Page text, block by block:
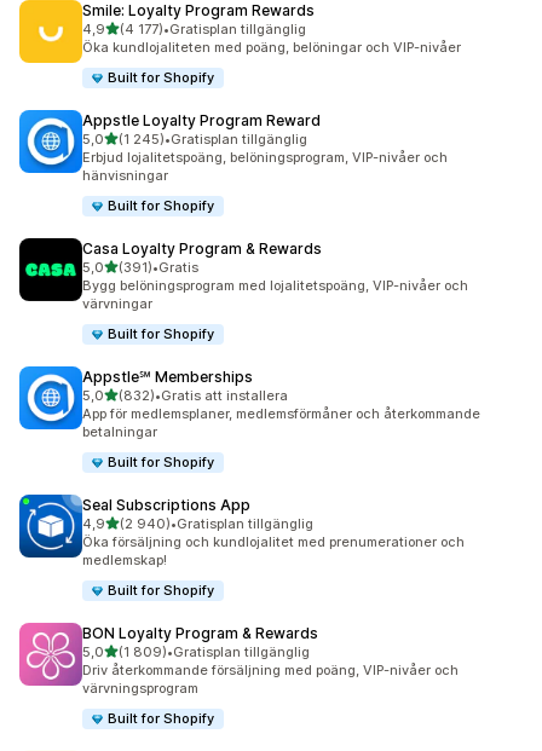
Smile: Loyalty Program Rewards
4,9av 5 stjärnor
(4 177)
4177 recensioner totalt
•Gratisplan tillgänglig
Öka kundlojaliteten med poäng, belöningar och VIP-nivåer
Built for Shopify
Appstle Loyalty Program Reward
5,0av 5 stjärnor
(1 245)
1245 recensioner totalt
•Gratisplan tillgänglig
Erbjud lojalitetspoäng, belöningsprogram, VIP-nivåer och
hänvisningar
Built for Shopify
Casa Loyalty Program & Rewards
5,0av 5 stjärnor
(391)
391 recensioner totalt
•Gratis
Bygg belöningsprogram med lojalitetspoäng, VIP-nivåer och
värvningar
Built for Shopify
Appstle℠ Memberships
5,0av 5 stjärnor
(832)
832 recensioner totalt
•Gratis att installera
App för medlemsplaner, medlemsförmåner och återkommande
betalningar
Built for Shopify
Seal Subscriptions App
4,9av 5 stjärnor
(2 940)
2940 recensioner totalt
•Gratisplan tillgänglig
Öka försäljning och kundlojalitet med prenumerationer och
medlemskap!
Built for Shopify
BON Loyalty Program & Rewards
5,0av 5 stjärnor
(1 809)
1809 recensioner totalt
•Gratisplan tillgänglig
Driv återkommande försäljning med poäng, VIP-nivåer och
värvningsprogram
Built for Shopify